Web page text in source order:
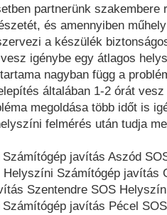
partnerünk szakembere
és amennyiben
a készülék
igénybe egy átlagos
nagyban függ a
általában 1-2 órát
megoldása több időt is
felmérés után tudja
javítás Aszód
Helyszíni Számítógép javítás
Szentendre SOS
javítás Pécel